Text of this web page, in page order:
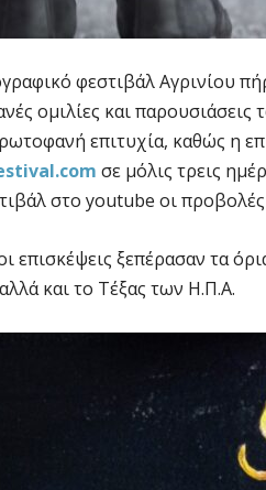
φεστιβάλ Αγρινίου
ομιλίες και
επιτυχία, καθώς η
σε μόλις τρεις
στο youtube οι
επισκέψεις ξεπέρασαν τα
και το Τέξας των Η.Π.Α.